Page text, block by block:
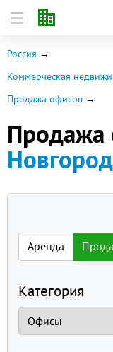
Россия
Коммерческая
Продажа офисов
Продажа
Аренда
Категория